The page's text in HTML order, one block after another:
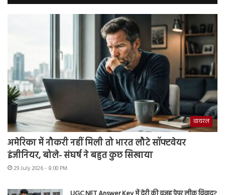
वायरल
अमेरिका में नौकरी नहीं मिली तो भारत लौटे सॉफ्टवेयर
इंजीनियर, बोले- संघर्ष ने बहुत कुछ सिखाया
29 July 2026 - 8:00 PM